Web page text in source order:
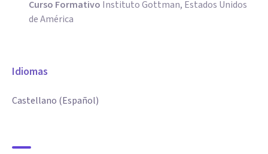
Curso Formativo Instituto Gottman, Estados Unidos
de América
Idiomas
Castellano (Español)